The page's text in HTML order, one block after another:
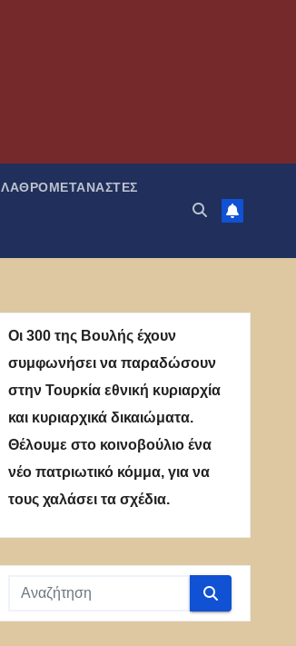
ΛΑΘΡΟΜΕΤΑΝΑΣΤΕΣ
Οι 300 της Βουλής έχουν
συμφωνήσει να παραδώσουν
στην Τουρκία εθνική κυριαρχία
και κυριαρχικά δικαιώματα.
Θέλουμε στο κοινοβούλιο ένα
νέο πατριωτικό κόμμα, για να
τους χαλάσει τα σχέδια.